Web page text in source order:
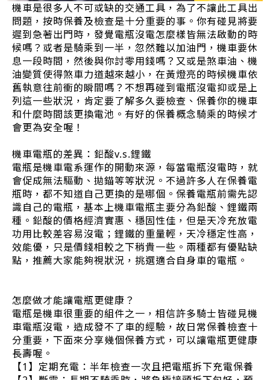
機車是很多人不可或缺的交通工具，為了不讓此工具出
問題，按時保養及檢查是十分重要的事。你有碰見將要
遲到急著出門時，發覺電瓶沒電怎麼樣皆無法啟動的時
候嗎？或者是騎乘到一半，忽然難以加油門，機車要休
息一段時間，然後與你討零用錢嗎？又或是煞車油、機
油變質使得煞車力道越來越小，在黃燈亮的時候機車依
舊執意往前衝的瞬間嗎？不想再碰到電瓶沒電抑或是上
列這一些狀況，肯定要了解多久要檢查、保養你的機車
和什麼時間該更換電池。有好的保養概念騎乘的時候才
會更為安全喔！
機車電瓶的差異：鉛酸v.s.鋰鐵
電瓶是機車電系運作的開動來源，每當電瓶沒電時，就
會促成無法驅動、拋錨等等狀況。不過許多人在保養電
瓶時，都不知道自己更換的是哪個。保養電瓶前需先認
識自己的電瓶，基本上機車電瓶主要分為鉛酸、鋰鐵兩
種。鉛酸的價格經濟實惠、穩固性佳，但是天冷充放電
功用比較差容易沒電；鋰鐵的重量輕，天冷穩定性高，
效能優，只是價錢相較之下稍貴一些。兩種都有優點缺
點，推薦大家能夠視狀況，挑選適合自身車的電瓶。
怎麼做才能讓電瓶更健康？
電瓶是機車很重要的組件之一，相信許多騎士皆碰見機
車電瓶沒電，造成發不了車的經驗，故日常保養檢查十
分重要，下面來分享幾個保養方式，可以讓電瓶更健康
長壽喔。
【1】定期充電：半年檢查一次且把電瓶拆下充電保養